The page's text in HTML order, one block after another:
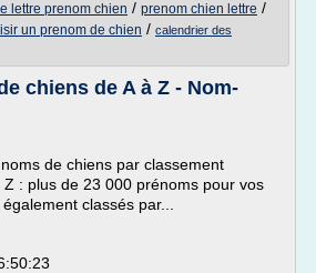
lettre prenom chien / prenom chien lettre /
un prenom de chien / calendrier des
chiens de A à Z - Nom-
de chiens par classement
Z : plus de 23 000 prénoms pour vos
classés par...